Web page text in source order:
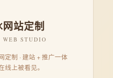
站定制
WEB STUDIO
定制 · 建站 + 推广一体
线上被看见。